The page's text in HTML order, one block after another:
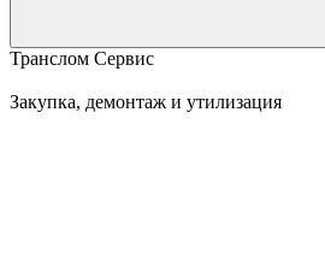
Транслом Сервис
Закупка, демонтаж и утилизация